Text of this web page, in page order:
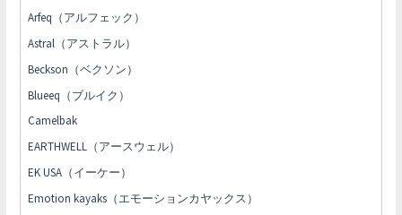
Arfeq（アルフェック）
Astral（アストラル）
Beckson（ベクソン）
Blueeq（ブルイク）
Camelbak
EARTHWELL（アースウェル）
EK USA（イーケー）
Emotion kayaks（エモーションカヤックス）